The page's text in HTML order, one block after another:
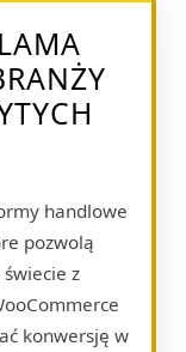
handlowe
pozwolą
z
konwersję w